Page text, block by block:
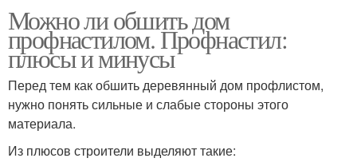
Можно ли обшить дом
профнастилом. Профнастил:
плюсы и минусы
Перед тем как обшить деревянный дом профлистом,
нужно понять сильные и слабые стороны этого
материала.
Из плюсов строители выделяют такие: